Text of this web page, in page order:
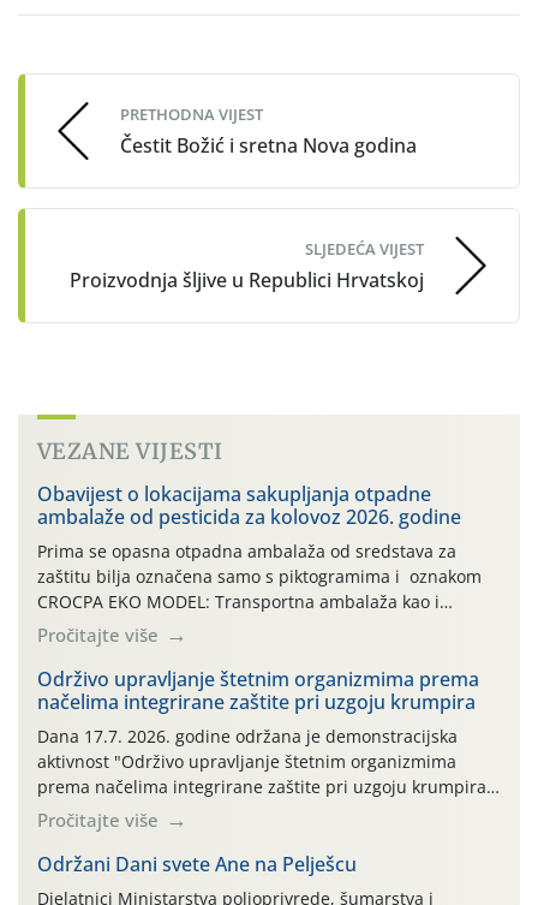
navigation
PRETHODNA VIJEST
Čestit Božić i sretna Nova godina
SLJEDEĆA VIJEST
Proizvodnja šljive u Republici Hrvatskoj
VEZANE VIJESTI
Obavijest o lokacijama sakupljanja otpadne
ambalaže od pesticida za kolovoz 2026. godine
Prima se opasna otpadna ambalaža od sredstava za
zaštitu bilja označena samo s piktogramima i oznakom
CROCPA EKO MODEL: Transportna ambalaža kao i
ambalaža drugih proizvoda koji nisu sredstva za zaštitu
bilja (npr. ambalaža od mineralnih gnojiva,) se ne
prihvaća. Korisnicima je osiguran besplatni povrat
prazne ambalaže isključivo ovih tvrtki: AGROCHEM-MAKS,
AGRONOM, ALBAUGH TKI* (PINUS […]
Pročitajte više
Održivo upravljanje štetnim organizmima prema
načelima integrirane zaštite pri uzgoju krumpira
Dana 17.7. 2026. godine održana je demonstracijska
aktivnost "Održivo upravljanje štetnim organizmima
prema načelima integrirane zaštite pri uzgoju krumpira"
na pokusnom polju "Poredje", kraj naselja Belica (ARKOD
parcela ID 2445031) (središnji dio Međimurske županije).
Pročitajte više
Održani Dani svete Ane na Pelješcu
Djelatnici Ministarstva poljoprivrede, šumarstva i